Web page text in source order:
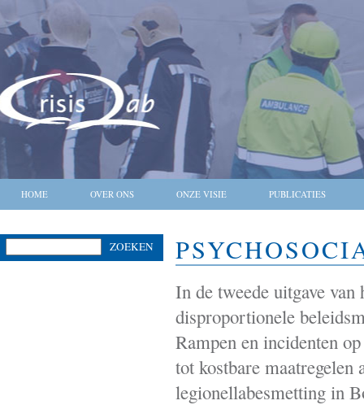
HOME OVER ONS ONZE VISIE PUBLICATIES
ZOEKEN
In de tweede uitgave
disproportionele
Rampen en incidenten
tot kostbare
legionellabesmetting in